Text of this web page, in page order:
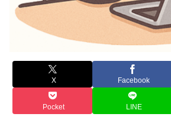
X Facebook
Pocket LINE